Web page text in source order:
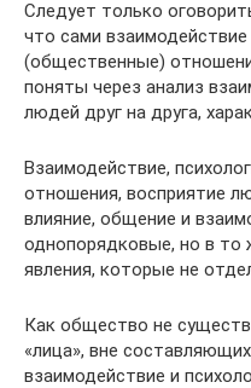
Следует только
что сами взаимодействие
(общественные)
поняты через анализ
людей друг на друга,
Взаимодействие,
отношения, восприятие
влияние, общение и
однопорядковые, но в то
явления, которые не
Как общество не
«лица», вне
взаимодействие и